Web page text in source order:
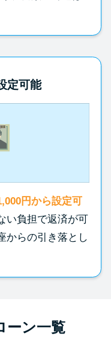
定可能
円から設定可
い負担で返済が可
からの引き落とし
ーン一覧